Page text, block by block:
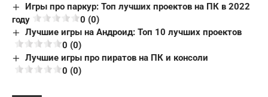
Игры про паркур: Топ лучших проектов на ПК в 2022
году
0 (0)
Лучшие игры на Андроид: Топ 10 лучших проектов
0 (0)
Лучшие игры про пиратов на ПК и консоли
0 (0)